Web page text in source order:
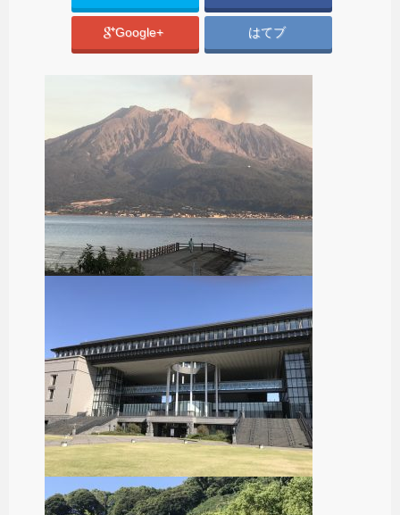
Google+ はてブ